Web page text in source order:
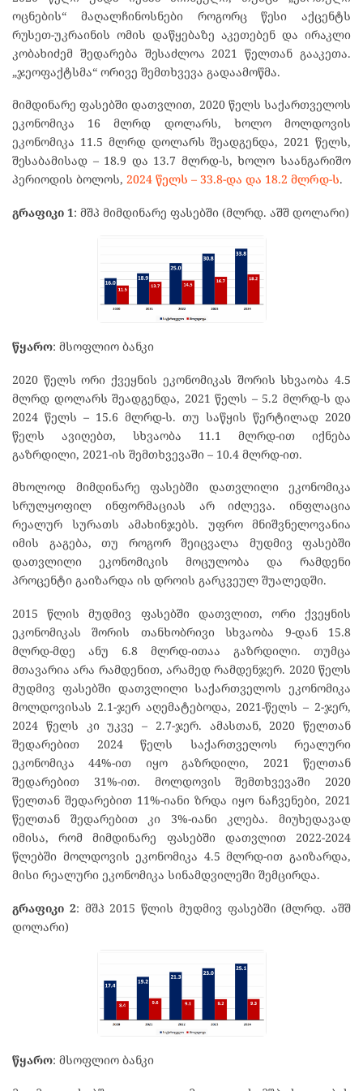
ოცნების“ მაღალჩინოსნები როგორც წესი აქცენტს
რუსეთ-უკრაინის ომის დაწყებაზე აკეთებენ და ირაკლი
კობახიძემ შედარება შესაძლოა 2021 წელთან გააკეთა.
„ჯეოფაქტსმა“ ორივე შემთხვევა გადაამოწმა.
მიმდინარე ფასებში დათვლით, 2020 წელს საქართველოს
ეკონომიკა 16 მლრდ დოლარს, ხოლო მოლდოვის
ეკონომიკა 11.5 მლრდ დოლარს შეადგენდა, 2021 წელს,
შესაბამისად – 18.9 და 13.7 მლრდ-ს, ხოლო საანგარიშო
პერიოდის ბოლოს, 2024 წელს – 33.8-და და 18.2 მლრდ-ს.
გრაფიკი 1: მშპ მიმდინარე ფასებში (მლრდ. აშშ დოლარი)
წყარო: მსოფლიო ბანკი
2020 წელს ორი ქვეყნის ეკონომიკას შორის სხვაობა 4.5
მლრდ დოლარს შეადგენდა, 2021 წელს – 5.2 მლრდ-ს და
2024 წელს – 15.6 მლრდ-ს. თუ საწყის წერტილად 2020
წელს ავიღებთ, სხვაობა 11.1 მლრდ-ით იქნება
გაზრდილი, 2021-ის შემთხვევაში – 10.4 მლრდ-ით.
მხოლოდ მიმდინარე ფასებში დათვლილი ეკონომიკა
სრულყოფილ ინფორმაციას არ იძლევა. ინფლაცია
რეალურ სურათს ამახინჯებს. უფრო მნიშვნელოვანია
იმის გაგება, თუ როგორ შეიცვალა მუდმივ ფასებში
დათვლილი ეკონომიკის მოცულობა და რამდენი
პროცენტი გაიზარდა ის დროის გარკვეულ შუალედში.
2015 წლის მუდმივ ფასებში დათვლით, ორი ქვეყნის
ეკონომიკას შორის თანხობრივი სხვაობა 9-დან 15.8
მლრდ-მდე ანუ 6.8 მლრდ-ითაა გაზრდილი. თუმცა
მთავარია არა რამდენით, არამედ რამდენჯერ. 2020 წელს
მუდმივ ფასებში დათვლილი საქართველოს ეკონომიკა
მოლდოვისას 2.1-ჯერ აღემატებოდა, 2021-წელს – 2-ჯერ,
2024 წელს კი უკვე – 2.7-ჯერ. ამასთან, 2020 წელთან
შედარებით 2024 წელს საქართველოს რეალური
ეკონომიკა 44%-ით იყო გაზრდილი, 2021 წელთან
შედარებით 31%-ით. მოლდოვის შემთხვევაში 2020
წელთან შედარებით 11%-იანი ზრდა იყო ნაჩვენები, 2021
წელთან შედარებით კი 3%-იანი კლება. მიუხედავად
იმისა, რომ მიმდინარე ფასებში დათვლით 2022-2024
წლებში მოლდოვის ეკონომიკა 4.5 მლრდ-ით გაიზარდა,
მისი რეალური ეკონომიკა სინამდვილეში შემცირდა.
გრაფიკი 2: მშპ 2015 წლის მუდმივ ფასებში (მლრდ. აშშ
დოლარი)
წყარო: მსოფლიო ბანკი